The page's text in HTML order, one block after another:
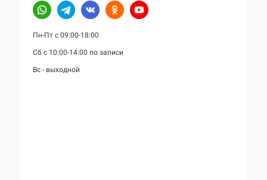
Пн-Пт с 09:00-18:00
Сб с 10:00-14:00 по записи
Вс - выходной